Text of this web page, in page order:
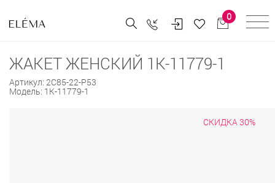
0
ЖАКЕТ ЖЕНСКИЙ 1К-11779-1
Артикул: 2С85-22-Р53
Модель: 1К-11779-1
СКИДКА 30%